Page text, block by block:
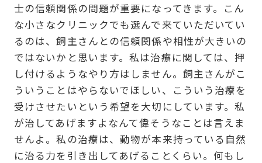
士の信頼関係の問題が重要になってきます。こん
な小さなクリニックでも選んで来ていただいてい
るのは、飼主さんとの信頼関係や相性が大きいの
ではないかと思います。私は治療に関しては、押
し付けるようなやり方はしません。飼主さんがこ
ういうことはやらないでほしい、こういう治療を
受けさせたいという希望を大切にしています。私
が治してあげますよなんて偉そうなことは言えま
せんよ。私の治療は、動物が本来持っている自然
に治る力を引き出してあげることくらい。何もし